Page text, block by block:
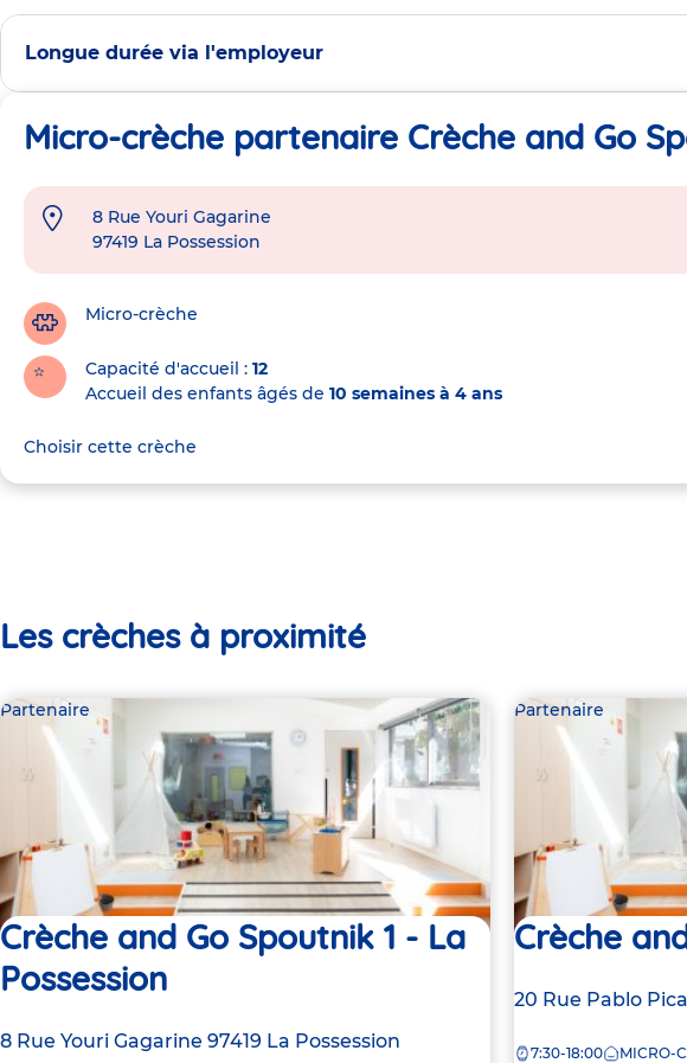
Longue durée via l'employeur
Micro-crèche partenaire Crèche and Go
Adresse
crèche
8 Rue Youri Gagarine
97419 La Possession
Micro-crèche
Capacité d'accueil
12
Accueil des enfants âgés de 10 semaines à 4 ans
Choisir cette crèche
Les crèches à proximité
Partenaire
Crèche and Go Spoutnik 1 - La
Possession
Adresse
8 Rue Youri Gagarine 97419 La Possession
Partenaire
Crèche
Adresse
la
20 Rue Pablo
7:30-18:00 MICRO-